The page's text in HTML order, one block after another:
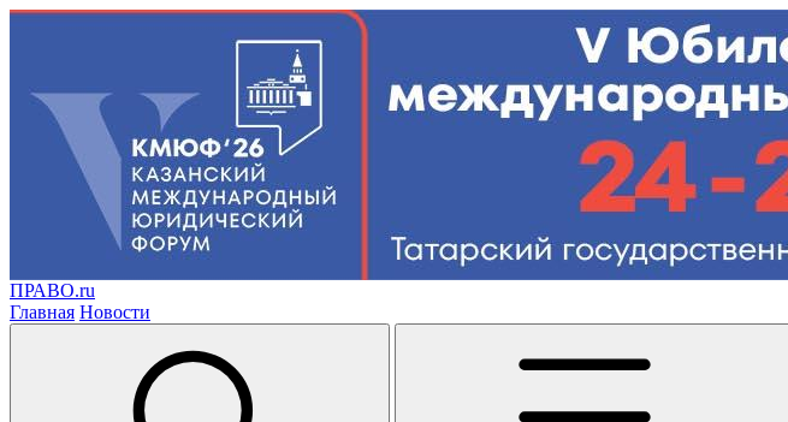
ПРАВО.ru
Главная Новости